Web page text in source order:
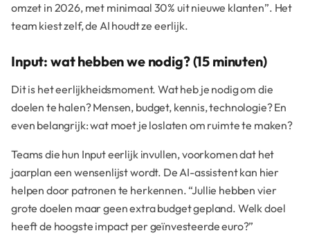
omzet in 2026, met minimaal 30% uit nieuwe klanten”. Het
team kiest zelf, de AI houdt ze eerlijk.
Input: wat hebben we nodig? (15 minuten)
Dit is het eerlijkheidsmoment. Wat heb je nodig om die
doelen te halen? Mensen, budget, kennis, technologie? En
even belangrijk: wat moet je loslaten om ruimte te maken?
Teams die hun Input eerlijk invullen, voorkomen dat het
jaarplan een wensenlijst wordt. De AI-assistent kan hier
helpen door patronen te herkennen. “Jullie hebben vier
grote doelen maar geen extra budget gepland. Welk doel
heeft de hoogste impact per geïnvesteerde euro?”